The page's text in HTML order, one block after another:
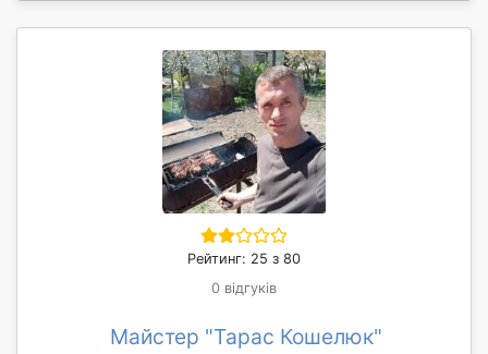
Рейтинг: 25 з 80
0 відгуків
Майстер "Тарас Кошелюк"